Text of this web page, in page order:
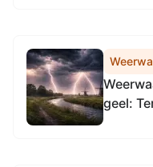
geel: